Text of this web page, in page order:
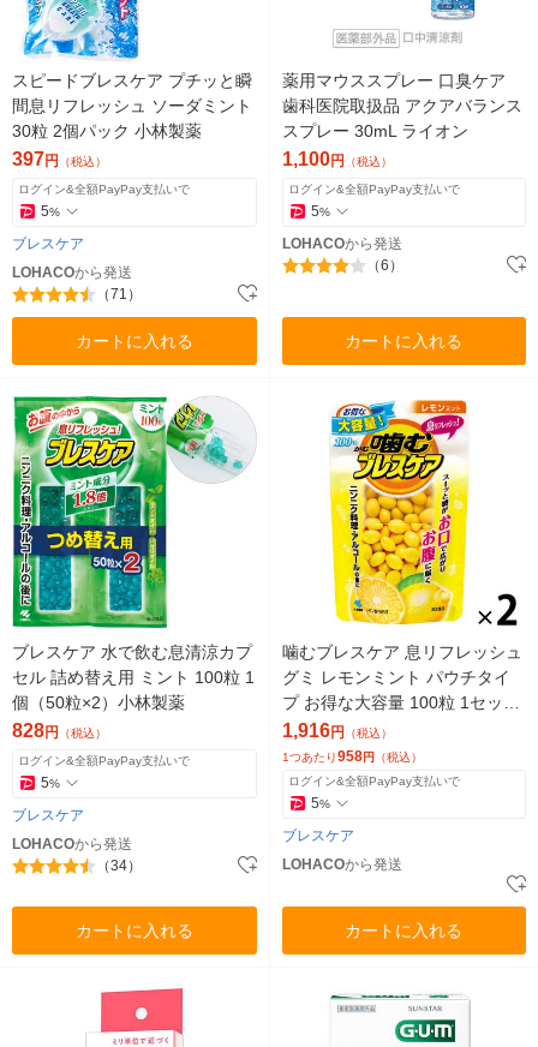
スピードブレスケア プチッと瞬
間息リフレッシュ ソーダミント
30粒 2個パック 小林製薬
397円 （税込）
ログイン&全額PayPay支払いで
5%
ブレスケア
LOHACOから発送
（71）
カートに入れる
薬用マウススプレー 口臭ケア
歯科医院取扱品 アクアバランス
スプレー 30mL ライオン
1,100円 （税込）
ログイン&全額PayPay支払いで
5%
LOHACOから発送
（6）
カートに入れる
ブレスケア 水で飲む息清涼カプ
セル 詰め替え用 ミント 100粒 1
個（50粒×2）小林製薬
828円 （税込）
ログイン&全額PayPay支払いで
5%
ブレスケア
LOHACOから発送
（34）
カートに入れる
噛むブレスケア 息リフレッシュ
グミ レモンミント パウチタイ
プ お得な大容量 100粒 1セット
（2パック）小林製薬
1,916円
（税込）
1つあたり958円 （税込）
ログイン&全額PayPay支払いで
5%
ブレスケア
LOHACOから発送
カートに入れる